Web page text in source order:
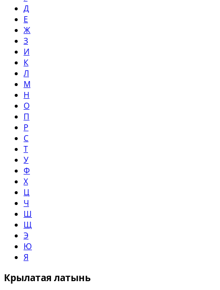
Д
Е
Ж
З
И
К
Л
М
Н
О
П
Р
С
Т
У
Ф
Х
Ц
Ч
Ш
Щ
Э
Ю
Я
Крылатая латынь